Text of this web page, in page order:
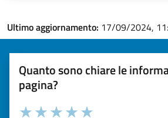
Ultimo aggiornamento: 17/09/2024,
Quanto sono chiare le
pagina?
Valuta la chiarezza delle informazioni (da 1 a
Seleziona il numero di stelle per